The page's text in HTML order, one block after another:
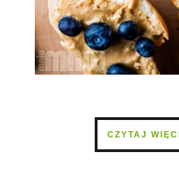
CZYTAJ